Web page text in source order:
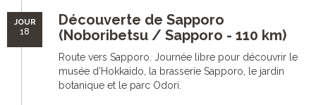
JOUR
18
Découverte de Sapporo
(Noboribetsu / Sapporo - 110 km)
Route vers Sapporo. Journée libre pour découvrir le
musée d’Hokkaido, la brasserie Sapporo, le jardin
botanique et le parc Odori.